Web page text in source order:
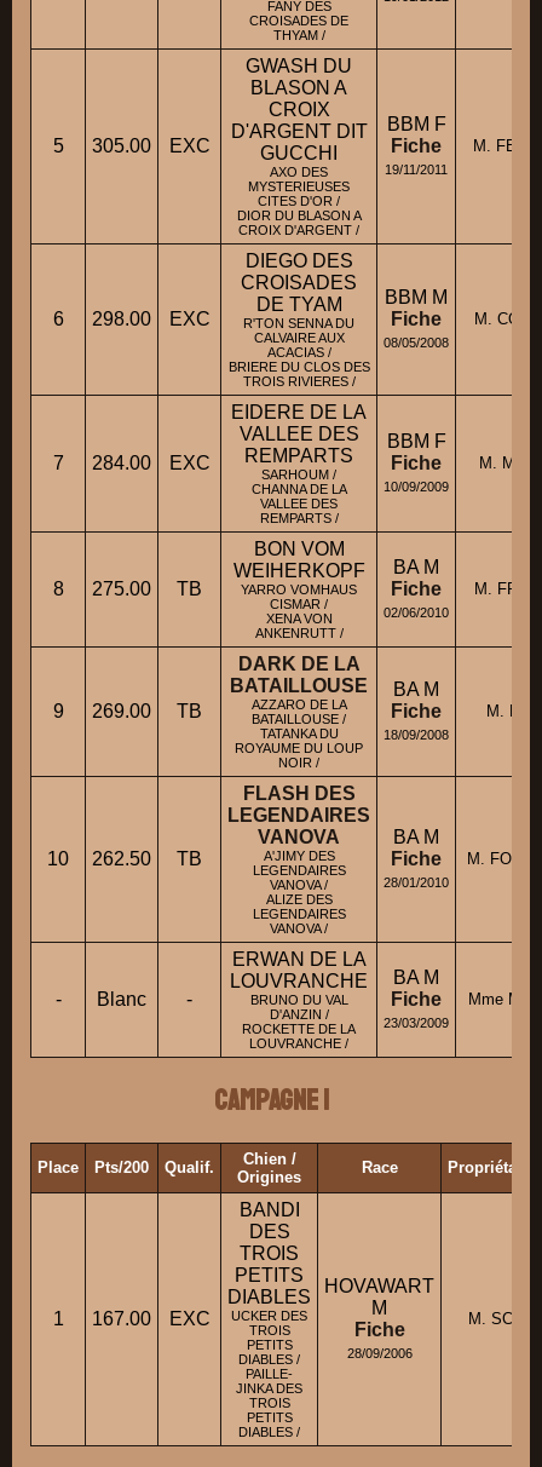
FANY DES
CROISADES DE
THYAM /
5 305.00 EXC
GWASH DU
BLASON A
CROIX
D'ARGENT DIT
GUCCHI
AXO DES
MYSTERIEUSES
CITES D'OR /
DIOR DU BLASON A
CROIX D'ARGENT /
BBM F
Fiche
19/11/2011
M.
6 298.00 EXC
DIEGO DES
CROISADES
DE TYAM
R'TON SENNA DU
CALVAIRE AUX
ACACIAS /
BRIERE DU CLOS DES
TROIS RIVIERES /
BBM M
Fiche
08/05/2008
M.
7 284.00 EXC
EIDERE DE LA
VALLEE DES
REMPARTS
SARHOUM /
CHANNA DE LA
VALLEE DES
REMPARTS /
BBM F
Fiche
10/09/2009
M.
8 275.00 TB
BON VOM
WEIHERKOPF
YARRO VOMHAUS
CISMAR /
XENA VON
ANKENRUTT /
BA M
Fiche
02/06/2010
M.
9 269.00 TB
DARK DE LA
BATAILLOUSE
AZZARO DE LA
BATAILLOUSE /
TATANKA DU
ROYAUME DU LOUP
NOIR /
BA M
Fiche
18/09/2008
M.
10 262.50 TB
FLASH DES
LEGENDAIRES
VANOVA
A'JIMY DES
LEGENDAIRES
VANOVA /
ALIZE DES
LEGENDAIRES
VANOVA /
BA M
Fiche
28/01/2010
M.
- Blanc -
ERWAN DE LA
LOUVRANCHE
BRUNO DU VAL
D'ANZIN /
ROCKETTE DE LA
LOUVRANCHE /
BA M
Fiche
23/03/2009
Mme
Campagne 1
Place Pts/200 Qualif.
Chien /
Origines
Race
1 167.00 EXC
BANDI
DES
TROIS
PETITS
DIABLES
UCKER DES
TROIS
PETITS
DIABLES /
PAILLE-
JINKA DES
TROIS
PETITS
DIABLES /
HOVAWART
M
Fiche
28/09/2006
M.